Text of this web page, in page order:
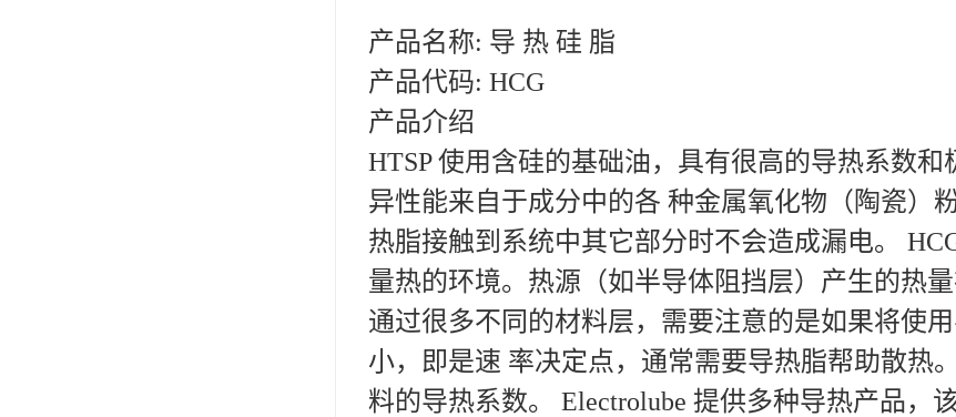
产品名称: 导 热 硅 脂
产品代码: HCG
产品介绍
HTSP 使用含硅的基础油，具有很高的导热系数
异性能来自于成分中的各 种金属氧化物（陶瓷）
热脂接触到系统中其它部分时不会造成漏电。
量热的环境。热源（如半导体阻挡层）产生的热
通过很多不同的材料层，需要注意的是如果将使
小，即是速 率决定点，通常需要导热脂帮助散热
料的导热系数。 Electrolube 提供多种导热产品，